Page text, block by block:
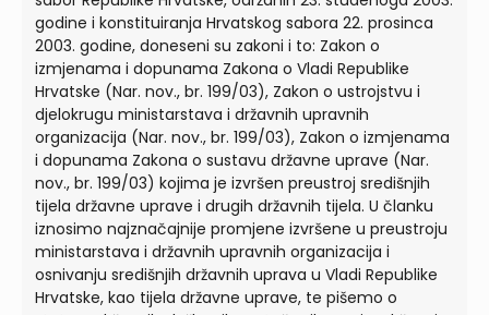
godine i konstituiranja Hrvatskog sabora 22. prosinca
2003. godine, doneseni su zakoni i to: Zakon o
izmjenama i dopunama Zakona o Vladi Republike
Hrvatske (Nar. nov., br. 199/03), Zakon o ustrojstvu i
djelokrugu ministarstava i državnih upravnih
organizacija (Nar. nov., br. 199/03), Zakon o izmjenama
i dopunama Zakona o sustavu državne uprave (Nar.
nov., br. 199/03) kojima je izvršen preustroj središnjih
tijela državne uprave i drugih državnih tijela. U članku
iznosimo najznačajnije promjene izvršene u preustroju
ministarstava i državnih upravnih organizacija i
osnivanju središnjih državnih uprava u Vladi Republike
Hrvatske, kao tijela državne uprave, te pišemo o